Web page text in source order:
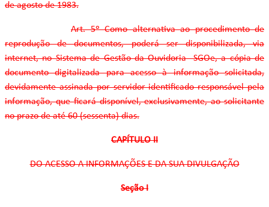
de agosto de 1983.
Art. 5º Como alternativa ao procedimento de
reprodução de documentos, poderá ser disponibilizada, via
internet, no Sistema de Gestão da Ouvidoria -SGOe, a cópia de
documento digitalizada para acesso à informação solicitada,
devidamente assinada por servidor identificado responsável pela
informação, que ficará disponível, exclusivamente, ao solicitante
no prazo de até 60 (sessenta) dias.
CAPÍTULO II
DO ACESSO A INFORMAÇÕES E DA SUA DIVULGAÇÃO
Seção I